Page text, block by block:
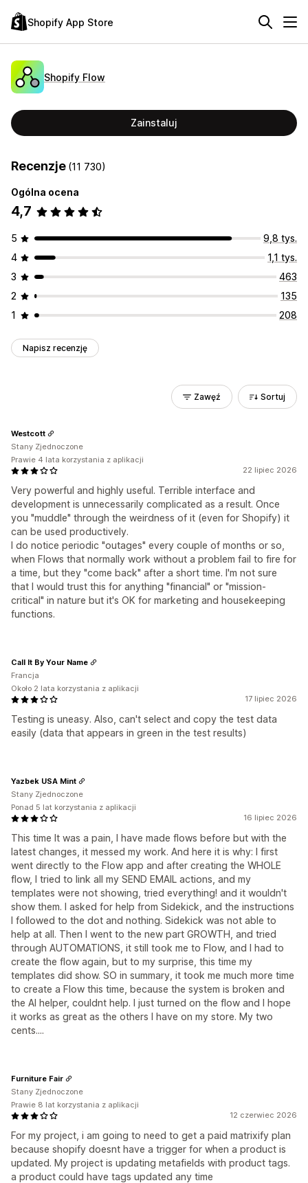
Shopify App Store
Shopify Flow
Zainstaluj
Recenzje (11 730)
Ogólna ocena
4,7
5
9,8 tys.
4
1,1 tys.
3
463
2
135
1
208
Napisz recenzję
Zawęź Sortuj
22 lipiec 2026
Very powerful and highly useful. Terrible interface and
development is unnecessarily complicated as a result. Once
you "muddle" through the weirdness of it (even for Shopify) it
can be used productively.
I do notice periodic "outages" every couple of months or so,
when Flows that normally work without a problem fail to fire for
a time, but they "come back" after a short time. I'm not sure
that I would trust this for anything "financial" or "mission-
critical" in nature but it's OK for marketing and housekeeping
functions.
Westcott
Stany Zjednoczone
Prawie 4 lata korzystania z aplikacji
17 lipiec 2026
Testing is uneasy. Also, can't select and copy the test data
easily (data that appears in green in the test results)
Call It By Your Name
Francja
Około 2 lata korzystania z aplikacji
16 lipiec 2026
This time It was a pain, I have made flows before but with the
latest changes, it messed my work. And here it is why: I first
went directly to the Flow app and after creating the WHOLE
flow, I tried to link all my SEND EMAIL actions, and my
templates were not showing, tried everything! and it wouldn't
show them. I asked for help from Sidekick, and the instructions
I followed to the dot and nothing. Sidekick was not able to
help at all. Then I went to the new part GROWTH, and tried
through AUTOMATIONS, it still took me to Flow, and I had to
create the flow again, but to my surprise, this time my
templates did show. SO in summary, it took me much more time
to create a Flow this time, because the system is broken and
the AI helper, couldnt help. I just turned on the flow and I hope
it works as great as the others I have on my store. My two
cents....
Yazbek USA Mint
Stany Zjednoczone
Ponad 5 lat korzystania z aplikacji
12 czerwiec 2026
For my project, i am going to need to get a paid matrixify plan
because shopify doesnt have a trigger for when a product is
updated. My project is updating metafields with product tags.
a product could have tags updated any time
Furniture Fair
Stany Zjednoczone
Prawie 8 lat korzystania z aplikacji